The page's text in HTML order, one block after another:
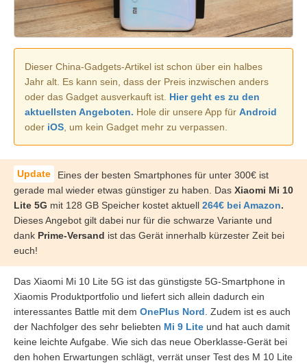
Dieser China-Gadgets-Artikel ist schon über ein halbes
Jahr alt. Es kann sein, dass der Preis inzwischen anders
oder das Gadget ausverkauft ist. Hier geht es zu den
aktuellsten Angeboten. Hole dir unsere App für Android
oder iOS , um kein Gadget mehr zu verpassen.
Eines der besten Smartphones für unter 300€ ist
gerade mal wieder etwas günstiger zu haben. Das Xiaomi Mi 10
Lite 5G mit 128 GB Speicher kostet aktuell 264€ bei Amazon.
Dieses Angebot gilt dabei nur für die schwarze Variante und
dank Prime-Versand ist das Gerät innerhalb kürzester Zeit bei
euch!
Das Xiaomi Mi 10 Lite 5G ist das günstigste 5G-Smartphone in
Xiaomis Produktportfolio und liefert sich allein dadurch ein
interessantes Battle mit dem OnePlus Nord . Zudem ist es auch
der Nachfolger des sehr beliebten Mi 9 Lite und hat auch damit
keine leichte Aufgabe. Wie sich das neue Oberklasse-Gerät bei
den hohen Erwartungen schlägt, verrät unser Test des M 10 Lite